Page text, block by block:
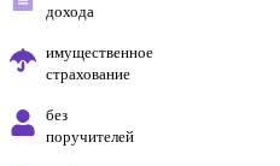
дохода
имущественное
страхование
без
поручителей